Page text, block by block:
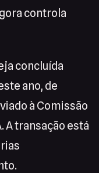
controla
concluída
ano, de
à Comissão
A transação está